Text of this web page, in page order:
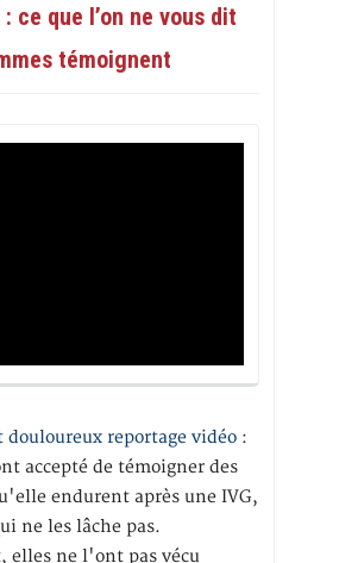
ce que l’on ne vous dit
témoignent
reportage vidéo :
accepté de témoigner des
endurent après une IVG,
ne les lâche pas.
elles ne l'ont pas vécu